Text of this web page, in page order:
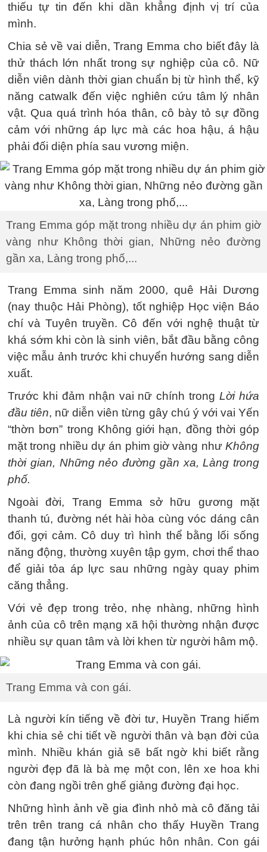
thiếu tự tin đến khi dần khẳng định vị trí của
mình.
Chia sẻ về vai diễn, Trang Emma cho biết đây là
thử thách lớn nhất trong sự nghiệp của cô. Nữ
diễn viên dành thời gian chuẩn bị từ hình thể, kỹ
năng catwalk đến việc nghiên cứu tâm lý nhân
vật. Qua quá trình hóa thân, cô bày tỏ sự đồng
cảm với những áp lực mà các hoa hậu, á hậu
phải đối diện phía sau vương miện.
Trang Emma góp mặt trong nhiều dự án phim giờ
vàng như Không thời gian, Những nẻo đường
gần xa, Làng trong phố,...
Trang Emma sinh năm 2000, quê Hải Dương
(nay thuộc Hải Phòng), tốt nghiệp Học viện Báo
chí và Tuyên truyền. Cô đến với nghệ thuật từ
khá sớm khi còn là sinh viên, bắt đầu bằng công
việc mẫu ảnh trước khi chuyển hướng sang diễn
xuất.
Trước khi đảm nhận vai nữ chính trongLời hứa
đầu tiên, nữ diễn viên từng gây chú ý với vai Yến
“thờn bơn” trong Không giới hạn, đồng thời góp
mặt trong nhiều dự án phim giờ vàng như Không
thời gian, Những nẻo đường gần xa, Làng trong
phố.
Ngoài đời, Trang Emma sở hữu gương mặt
thanh tú, đường nét hài hòa cùng vóc dáng cân
đối, gợi cảm. Cô duy trì hình thể bằng lối sống
năng động, thường xuyên tập gym, chơi thể thao
để giải tỏa áp lực sau những ngày quay phim
căng thẳng.
Với vẻ đẹp trong trẻo, nhẹ nhàng, những hình
ảnh của cô trên mạng xã hội thường nhận được
nhiều sự quan tâm và lời khen từ người hâm mộ.
Trang Emma và con gái.
Là người kín tiếng về đời tư, Huyền Trang hiếm
khi chia sẻ chi tiết về người thân và bạn đời của
mình. Nhiều khán giả sẽ bất ngờ khi biết rằng
người đẹp đã là bà mẹ một con, lên xe hoa khi
còn đang ngồi trên ghế giảng đường đại học.
Những hình ảnh về gia đình nhỏ mà cô đăng tải
trên trên trang cá nhân cho thấy Huyền Trang
đang tận hưởng hạnh phúc hôn nhân. Con gái